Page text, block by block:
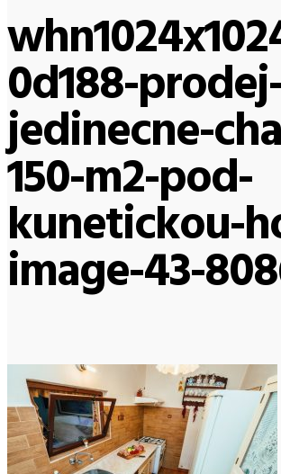
0d188-
jedinecne-
150-m2-pod-
kunetickou-
image-43-